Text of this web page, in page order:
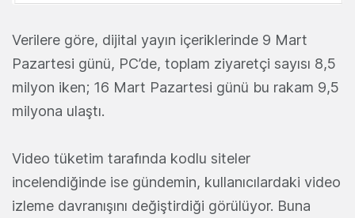
Verilere göre, dijital yayın içeriklerinde 9 Mart
Pazartesi günü, PC’de, toplam ziyaretçi sayısı 8,5
milyon iken; 16 Mart Pazartesi günü bu rakam 9,5
milyona ulaştı.
Video tüketim tarafında kodlu siteler
incelendiğinde ise gündemin, kullanıcılardaki video
izleme davranışını değiştirdiği görülüyor. Buna